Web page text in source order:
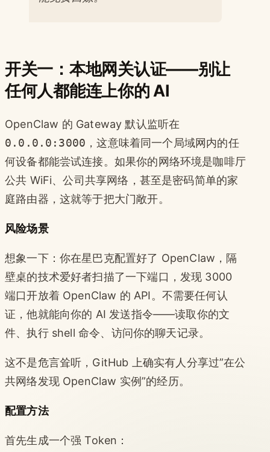
开关一：本地网关认证——别让
任何人都能连上你的 AI
OpenClaw 的 Gateway 默认监听在
0.0.0.0:3000 ，这意味着同一个局域网内的任
何设备都能尝试连接。如果你的网络环境是咖啡厅
公共 WiFi、公司共享网络，甚至是密码简单的家
庭路由器，这就等于把大门敞开。
风险场景
想象一下：你在星巴克配置好了 OpenClaw，隔
壁桌的技术爱好者扫描了一下端口，发现 3000
端口开放着 OpenClaw 的 API。不需要任何认
证，他就能向你的 AI 发送指令——读取你的文
件、执行 shell 命令、访问你的聊天记录。
这不是危言耸听，GitHub 上确实有人分享过”在公
共网络发现 OpenClaw 实例”的经历。
配置方法
首先生成一个强 Token：